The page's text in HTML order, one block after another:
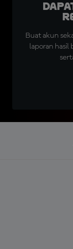
Buat akun
laporan hasil